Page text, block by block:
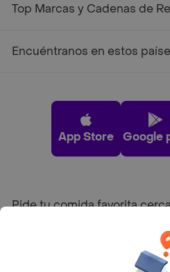
Top Marcas y Cadenas de
Encuéntranos en estos
App Store Google
Pide tu comida favorita